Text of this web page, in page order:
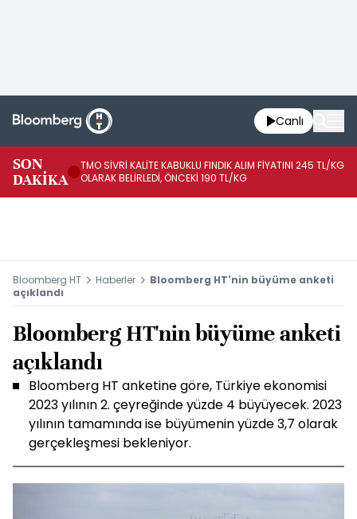
Canlı
SON
DAKİKA
TMO SİVRİ KALİTE KABUKLU FINDIK ALIM FİYATINI 245 TL/KG
OLARAK BELİRLEDİ, ÖNCEKİ 190 TL/KG
Bloomberg HT Haberler
Bloomberg HT'nin büyüme anketi
açıklandı
Bloomberg HT'nin büyüme anketi
açıklandı
Bloomberg HT anketine göre, Türkiye ekonomisi
2023 yılının 2. çeyreğinde yüzde 4 büyüyecek. 2023
yılının tamamında ise büyümenin yüzde 3,7 olarak
gerçekleşmesi bekleniyor.